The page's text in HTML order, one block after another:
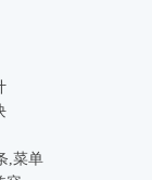
,菜单